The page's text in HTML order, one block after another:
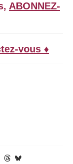
ABONNEZ-
vous ♦